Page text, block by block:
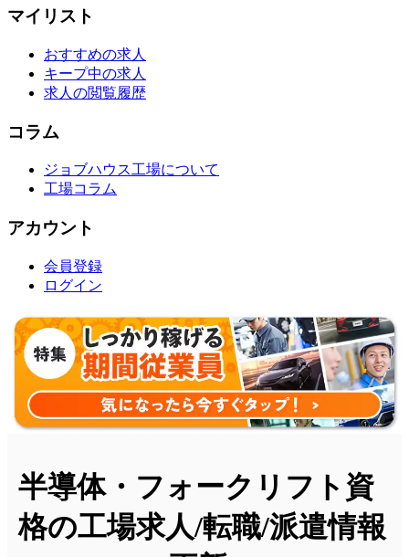
マイリスト
おすすめの求人
キープ中の求人
求人の閲覧履歴
コラム
ジョブハウス工場について
工場コラム
アカウント
会員登録
ログイン
半導体・フォークリフト資
格の工場求人/転職/派遣情報